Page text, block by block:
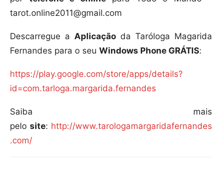
tarot.online2011@gmail.com
Descarregue a Aplicação da Taróloga Magarida
Fernandes para o seu Windows Phone GRÁTIS:
https://play.google.com/store/apps/details?
id=com.tarloga.margarida.fernandes
Saiba mais
pelo site: http://www.tarologamargaridafernandes
.com/